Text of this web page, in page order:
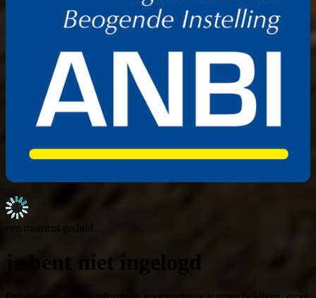
een moment geduld...
je bent niet ingelogd